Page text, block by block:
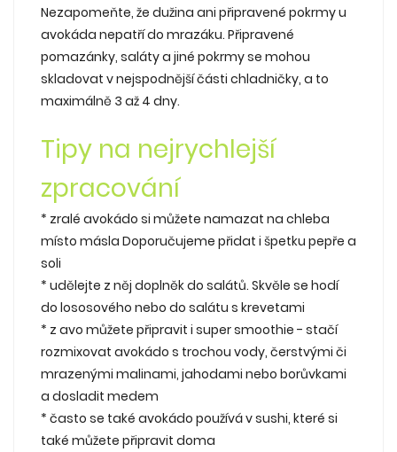
Nezapomeňte, že dužina ani připravené pokrmy u
avokáda nepatří do mrazáku. Připravené
pomazánky, saláty a jiné pokrmy se mohou
skladovat v nejspodnější části chladničky, a to
maximálně 3 až 4 dny.
Tipy na nejrychlejší
zpracování
* zralé avokádo si můžete namazat na chleba
místo másla Doporučujeme přidat i špetku pepře a
soli
* udělejte z něj doplněk do salátů. Skvěle se hodí
do lososového nebo do salátu s krevetami
* z avo můžete připravit i super smoothie - stačí
rozmixovat avokádo s trochou vody, čerstvými či
mrazenými malinami, jahodami nebo borůvkami
a dosladit medem
* často se také avokádo používá v sushi, které si
také můžete připravit doma